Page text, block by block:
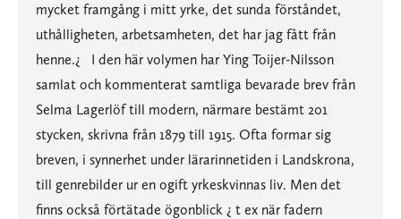
mycket framgång i mitt yrke, det sunda förståndet,
uthålligheten, arbetsamheten, det har jag fått från
henne.¿ I den här volymen har Ying Toijer-Nilsson
samlat och kommenterat samtliga bevarade brev från
Selma Lagerlöf till modern, närmare bestämt 201
stycken, skrivna från 1879 till 1915. Ofta formar sig
breven, i synnerhet under lärarinnetiden i Landskrona,
till genrebilder ur en ogift yrkeskvinnas liv. Men det
finns också förtätade ögonblick ¿ t ex när fadern